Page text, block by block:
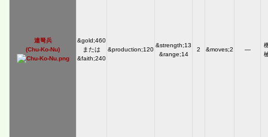
連弩兵
(Chu-Ko-Nu)
&gold;460
または
&faith;240
&production;120
&strength;13
&range;14
2 &moves;2 ―